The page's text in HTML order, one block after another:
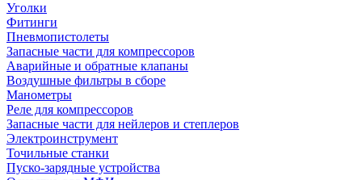
Уголки
Фитинги
Пневмопистолеты
Запасные части для компрессоров
Аварийные и обратные клапаны
Воздушные фильтры в сборе
Манометры
Реле для компрессоров
Запасные части для нейлеров и степлеров
Электроинструмент
Точильные станки
Пуско-зарядные устройства